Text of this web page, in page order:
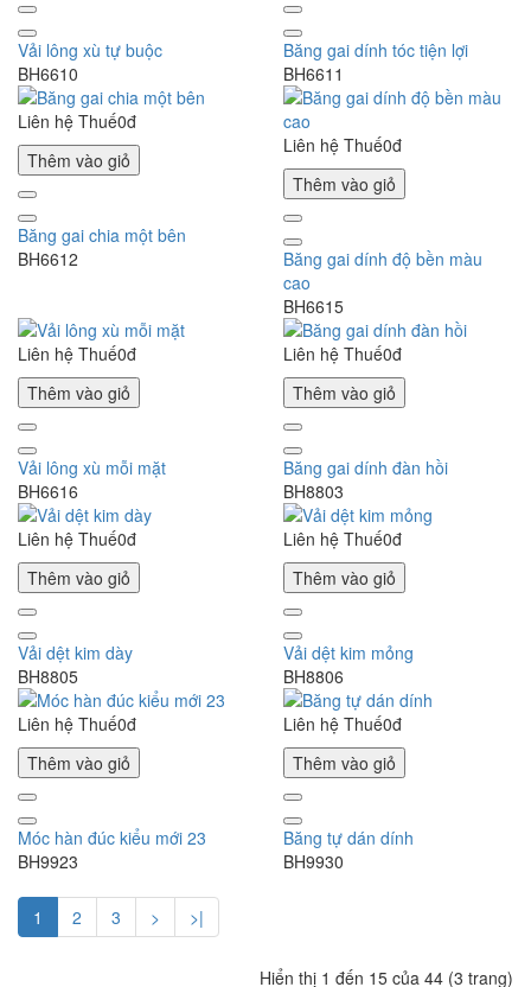
Vải lông xù tự buộc
BH6610
Băng gai dính tóc tiện lợi
BH6611
Liên hệ Thuế0đ
Thêm vào giỏ
Băng gai chia một bên
BH6612
Liên hệ Thuế0đ
Thêm vào giỏ
Băng gai dính độ bền màu
cao
BH6615
Liên hệ Thuế0đ
Thêm vào giỏ
Vải lông xù mỗi mặt
BH6616
Liên hệ Thuế0đ
Thêm vào giỏ
Băng gai dính đàn hồi
BH8803
Liên hệ Thuế0đ
Thêm vào giỏ
Vải dệt kim dày
BH8805
Liên hệ Thuế0đ
Thêm vào giỏ
Vải dệt kim mỏng
BH8806
Liên hệ Thuế0đ
Thêm vào giỏ
Móc hàn đúc kiểu mới 23
BH9923
Liên hệ Thuế0đ
Thêm vào giỏ
Băng tự dán dính
BH9930
1 2 3 > >|
Hiển thị 1 đến 15 của 44 (3 trang)